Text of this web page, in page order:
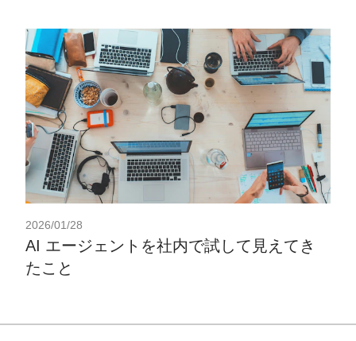
2026/01/28
AI エージェントを社内で試して見えてき
たこと